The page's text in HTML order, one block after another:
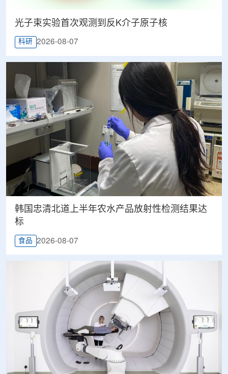
光子束实验首次观测到反K介子原子核
科研 2026-08-07
韩国忠清北道上半年农水产品放射性检测结果达
标
食品 2026-08-07